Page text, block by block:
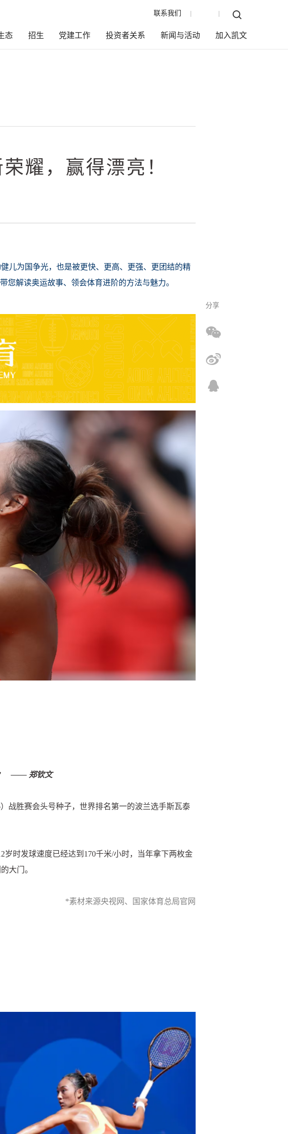
联系我们
态 招生 党建工作 投资者关系 新闻与活动 加入凯文
耀，赢得漂亮！
儿为国争光，也是被更快、更高、更强、更团结的精
您解读奥运故事、领会体育进阶的方法与魅力。
”—— 郑钦文
战胜赛会头号种子，世界排名第一的波兰选手斯瓦泰
时发球速度已经达到170千米/小时，当年拿下两枚金
大门。
*素材来源央视网、国家体育总局官网
分享